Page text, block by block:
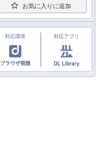
お気に入りに追加
対応環境
ブラウザ視聴
対応アプリ
DL Library